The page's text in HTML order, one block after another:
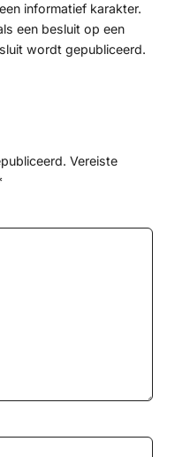
informatief karakter.
een besluit op een
wordt gepubliceerd.
Vereiste